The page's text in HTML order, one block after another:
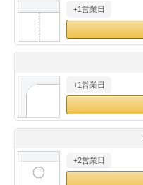
ード印刷
刷
印刷
印刷
形マル型
印刷
刷
28
29 30
・・休業日
+1営業日
+1営業日
+2営業日